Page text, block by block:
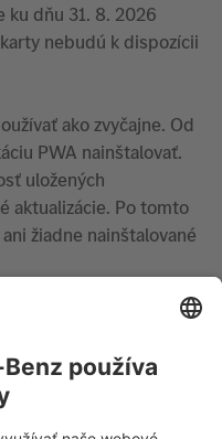
ku dňu 31. 8. 2026
nebudú k dispozícii
ako zvyčajne. Od
PWA nainštalovať.
uložených
aktualizácie. Po tomto
žiadne nainštalované